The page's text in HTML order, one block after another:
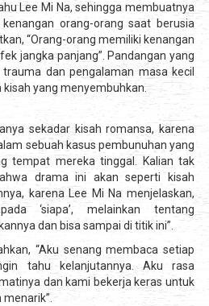
Lee Mi Na, sehingga membuatnya
orang-orang saat berusia
“Orang-orang memiliki kenangan
jangka panjang”. Pandangan yang
dan pengalaman masa kecil
yang menyembuhkan.
sekadar kisah romansa, karena
sebuah kasus pembunuhan yang
tempat mereka tinggal. Kalian tak
drama ini akan seperti kisah
karena Lee Mi Na menjelaskan,
‘siapa’, melainkan tentang
dan bisa sampai di titik ini”.
“Aku senang membaca setiap
tahu kelanjutannya. Aku rasa
dan kami bekerja keras untuk